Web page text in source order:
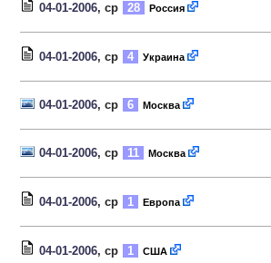
04-01-2006, ср 28 Россия
04-01-2006, ср 4 Украина
04-01-2006, ср 6 Москва
04-01-2006, ср 11 Москва
04-01-2006, ср 1 Европа
04-01-2006, ср 1 США